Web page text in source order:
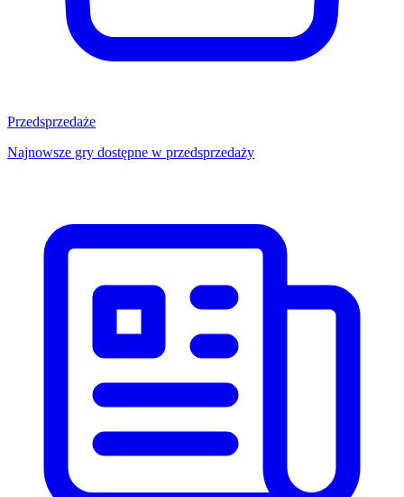
Przedsprzedaże
Najnowsze gry dostępne w przedsprzedaży